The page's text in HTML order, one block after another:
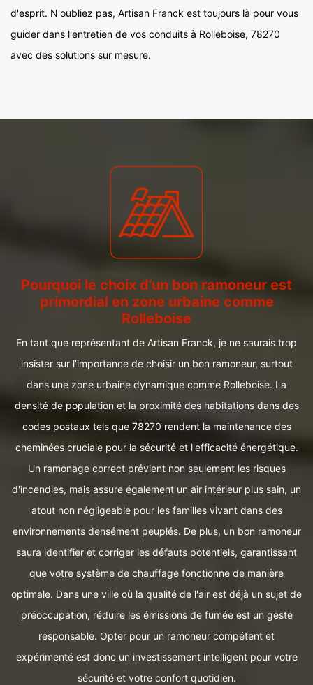
d'esprit. N'oubliez pas, Artisan Franck est toujours là pour vous
guider dans l'entretien de vos conduits à Rolleboise, 78270
avec des solutions sur mesure.
Pourquoi le choix d’un bon ramoneur est
primordial en zone urbaine comme
Rolleboise
En tant que représentant de Artisan Franck, je ne saurais trop
insister sur l'importance de choisir un bon ramoneur, surtout
dans une zone urbaine dynamique comme Rolleboise. La
densité de population et la proximité des habitations dans des
codes postaux tels que 78270 rendent la maintenance des
cheminées cruciale pour la sécurité et l'efficacité énergétique.
Un ramonage correct prévient non seulement les risques
d'incendies, mais assure également un air intérieur plus sain, un
atout non négligeable pour les familles vivant dans des
environnements densément peuplés. De plus, un bon ramoneur
saura identifier et corriger les défauts potentiels, garantissant
que votre système de chauffage fonctionne de manière
optimale. Dans une ville où la qualité de l'air est déjà un sujet de
préoccupation, réduire les émissions de fumée est un geste
responsable. Opter pour un ramoneur compétent et
expérimenté est donc un investissement intelligent pour votre
sécurité et votre confort quotidien.